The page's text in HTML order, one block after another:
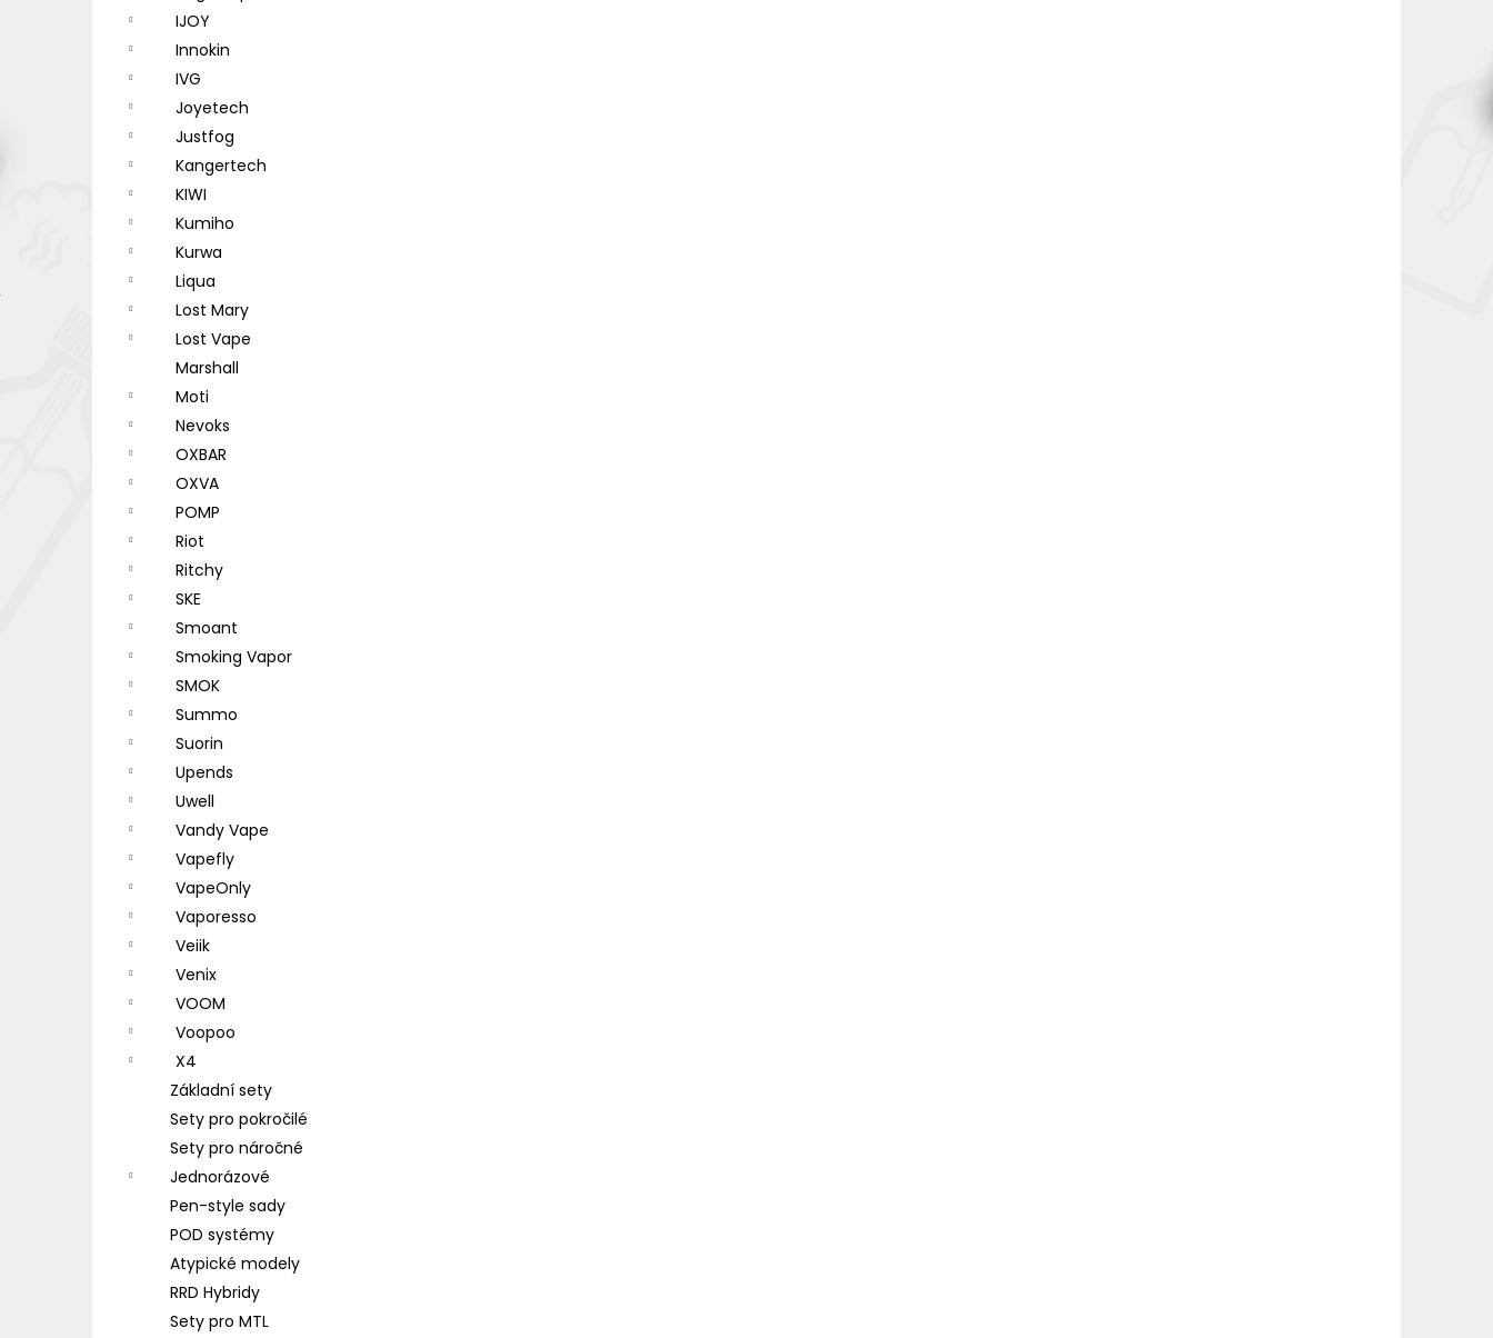
IJOY
Innokin
IVG
Joyetech
Justfog
Kangertech
KIWI
Kumiho
Kurwa
Liqua
Lost Mary
Lost Vape
Marshall
Moti
Nevoks
OXBAR
OXVA
POMP
Riot
Ritchy
SKE
Smoant
Smoking Vapor
SMOK
Summo
Suorin
Upends
Uwell
Vandy Vape
Vapefly
VapeOnly
Vaporesso
Veiik
Venix
VOOM
Voopoo
X4
Základní sety
Sety pro pokročilé
Sety pro náročné
Jednorázové
Pen-style sady
POD systémy
Atypické modely
RRD Hybridy
Sety pro MTL